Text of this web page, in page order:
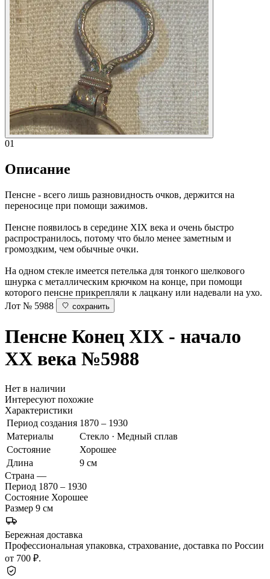
01
Описание
Пенсне - всего лишь разновидность очков, держится на
переносице при помощи зажимов.
Пенсне появилось в середине XIX века и очень быстро
распространилось, потому что было менее заметным и
громоздким, чем обычные очки.
На одном стекле имеется петелька для тонкого шелкового
шнурка с металлическим крючком на конце, при помощи
которого пенсне прикрепляли к лацкану или надевали на ухо.
Лот № 5988
сохранить
Пенсне Конец XIX - начало
XX века №5988
Нет в наличии
Интересуют похожие
Характеристики
Период создания 1870 – 1930
Материалы
Стекло · Медный сплав
Состояние
Хорошее
Длина
9 см
Страна —
Период 1870 – 1930
Состояние Хорошее
Размер 9 см
Бережная доставка
Профессиональная упаковка, страхование, доставка по России
от 700 ₽.